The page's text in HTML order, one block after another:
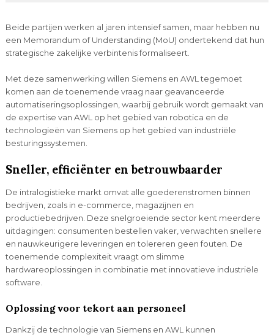
Beide partijen werken al jaren intensief samen, maar hebben nu
een Memorandum of Understanding (MoU) ondertekend dat hun
strategische zakelijke verbintenis formaliseert.
Met deze samenwerking willen Siemens en AWL tegemoet
komen aan de toenemende vraag naar geavanceerde
automatiseringsoplossingen, waarbij gebruik wordt gemaakt van
de expertise van AWL op het gebied van robotica en de
technologieën van Siemens op het gebied van industriële
besturingssystemen.
Sneller, efficiënter en betrouwbaarder
De intralogistieke markt omvat alle goederenstromen binnen
bedrijven, zoals in e-commerce, magazijnen en
productiebedrijven. Deze snelgroeiende sector kent meerdere
uitdagingen: consumenten bestellen vaker, verwachten snellere
en nauwkeurigere leveringen en tolereren geen fouten. De
toenemende complexiteit vraagt om slimme
hardwareoplossingen in combinatie met innovatieve industriële
software.
Oplossing voor tekort aan personeel
Dankzij de technologie van Siemens en AWL kunnen